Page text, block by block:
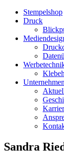
Stempelshop
Druck
Unternehmen
Sandra